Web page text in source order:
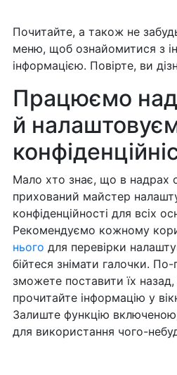
Почитайте, а також не
меню, щоб ознайомитися з
інформацією. Повірте, ви
Працюємо
й
Мало хто знає, що в надрах
прихований майстер
конфіденційності для всіх
Рекомендуємо кожному
нього для перевірки
бійтеся знімати галочки.
зможете поставити їх
прочитайте інформацію у
Залиште функцію
для використання чого-